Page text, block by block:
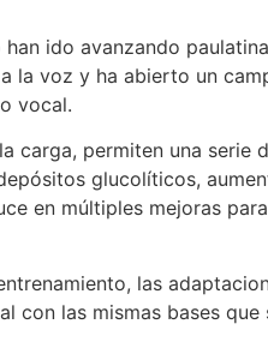
ido avanzando
la voz y ha abierto un
vocal.
carga, permiten una serie
glucolíticos,
en múltiples mejoras
las
con las mismas bases que